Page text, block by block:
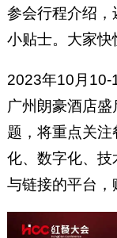
参会行程介绍
小贴士。大家快
2023年10月10-
广州朗豪酒店盛
题，将重点关
化、数字化、
与链接的平台，